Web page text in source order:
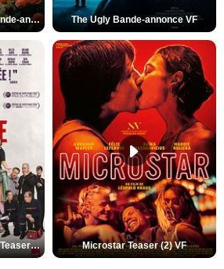
Des Fleurs pour Tokyo Bande-annonce VO STFR The Ugly Bande-annonce VF
De la Comédie-Française Teaser (3) VF Microstar Teaser (2) VF